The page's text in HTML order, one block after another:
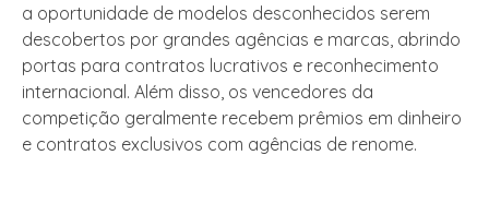
a oportunidade de modelos desconhecidos serem
descobertos por grandes agências e marcas, abrindo
portas para contratos lucrativos e reconhecimento
internacional. Além disso, os vencedores da
competição geralmente recebem prêmios em dinheiro
e contratos exclusivos com agências de renome.